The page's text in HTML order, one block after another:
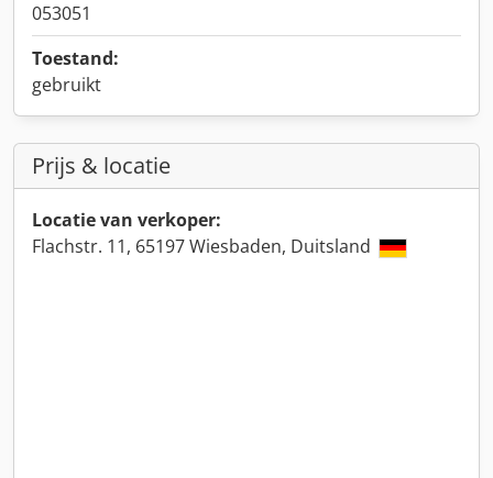
053051
Toestand:
gebruikt
Prijs & locatie
Locatie van verkoper:
Flachstr. 11, 65197 Wiesbaden, Duitsland